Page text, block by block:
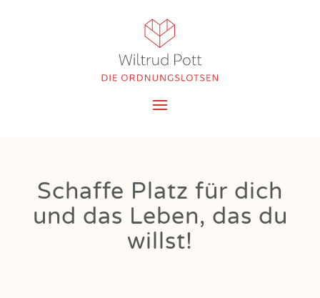
Schaffe Platz für dich
und das Leben, das du
willst!